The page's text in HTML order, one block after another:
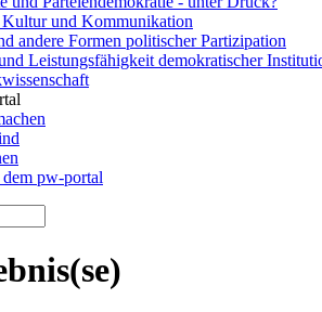
Kultur und Kommunikation
andere Formen politischer Partizipation
Leistungsfähigkeit demokratischer
pw-portal